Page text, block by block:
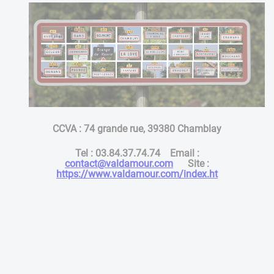
CCVA : 74 grande rue, 39380 Chamblay
Tel : 03.84.37.74.74 Email :
contact@valdamour.com Site :
https://www.valdamour.com/index.ht